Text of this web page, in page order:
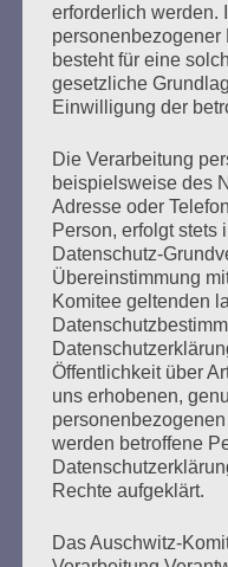
Es war mir in der Tat
Zeitzeugin – einen
schon in ihrer Kindheit
daraus gemacht hat,
genannt hat – durch
mich zwar mit einem
begleitet, aber ich
Gefühl begleitet war,
Weitere
GEGEN DAS
England und
Aus der Erfahrung
erforderlich werden.
personenbezogener
besteht für eine
gesetzliche
Einwilligung der
Die Verarbeitung
beispielsweise des
Adresse oder
Person, erfolgt stets
Datenschutz-
Übereinstimmung
Komitee geltenden
Öffentlichkeit über
uns erhobenen,
werden betroffene
Rechte aufgeklärt.
Das Auschwitz-